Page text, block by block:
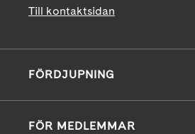
Till kontaktsidan
FÖRDJUPNING
FÖR MEDLEMMAR